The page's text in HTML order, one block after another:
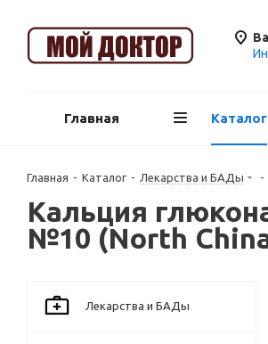
Главная Каталог
Главная - Каталог - Лекарства и БАДы -
Кальция
№10 (North
Лекарства и БАДы